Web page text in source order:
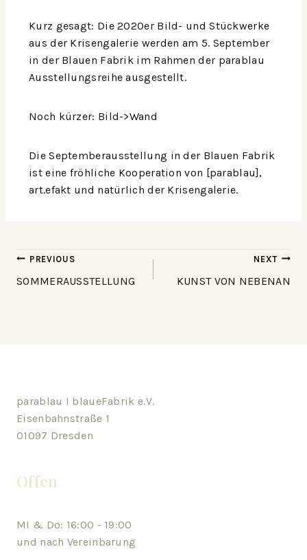
Kurz gesagt: Die 2020er Bild- und Stückwerke
aus der Krisengalerie werden am 5. September
in der Blauen Fabrik im Rahmen der parablau
Ausstellungsreihe ausgestellt.
Noch kürzer: Bild->Wand
Die Septemberausstellung in der Blauen Fabrik
ist eine fröhliche Kooperation von [parablau],
art.efakt und natürlich der Krisengalerie.
PREVIOUS
SOMMERAUSSTELLUNG
NEXT
KUNST VON NEBENAN
parablau I blaueFabrik e.V.
Eisenbahnstraße 1
01097 Dresden
Offen
MI & Do: 16:00 - 19:00
und nach Vereinbarung